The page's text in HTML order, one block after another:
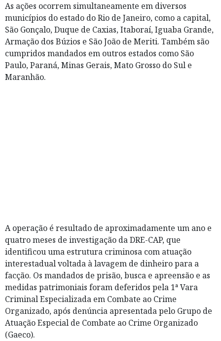
As ações ocorrem simultaneamente em diversos
municípios do estado do Rio de Janeiro, como a capital,
São Gonçalo, Duque de Caxias, Itaboraí, Iguaba Grande,
Armação dos Búzios e São João de Meriti. Também são
cumpridos mandados em outros estados como São
Paulo, Paraná, Minas Gerais, Mato Grosso do Sul e
Maranhão.
A operação é resultado de aproximadamente um ano e
quatro meses de investigação da DRE-CAP, que
identificou uma estrutura criminosa com atuação
interestadual voltada à lavagem de dinheiro para a
facção. Os mandados de prisão, busca e apreensão e as
medidas patrimoniais foram deferidos pela 1ª Vara
Criminal Especializada em Combate ao Crime
Organizado, após denúncia apresentada pelo Grupo de
Atuação Especial de Combate ao Crime Organizado
(Gaeco).